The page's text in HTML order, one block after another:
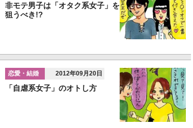
非モテ男子は「オタク系女子」を
狙うべき!?
恋愛・結婚 2012年09月20日
「自虐系女子」のオトし方